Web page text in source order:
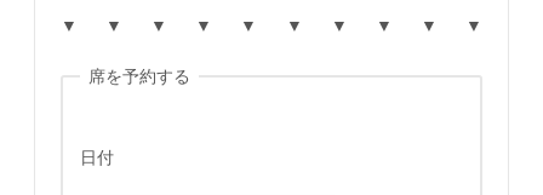
▼ ▼ ▼ ▼ ▼ ▼ ▼ ▼ ▼ ▼
席を予約する
日付